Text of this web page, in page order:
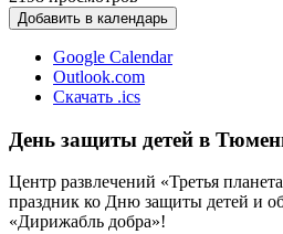
Добавить в календарь
Google Calendar
Outlook.com
Скачать .ics
День защиты детей в
Центр развлечений «Третья
праздник ко Дню защиты детей и
«Дирижабль добра»!